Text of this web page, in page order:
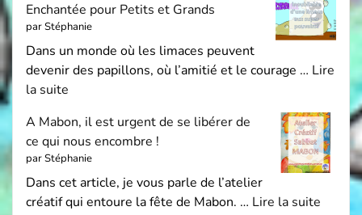
Enchantée pour Petits et Grands
par Stéphanie
Dans un monde où les limaces peuvent
devenir des papillons, où l’amitié et le courage … Lire
la suite
A Mabon, il est urgent de se libérer de
ce qui nous encombre !
par Stéphanie
Dans cet article, je vous parle de l’atelier
créatif qui entoure la fête de Mabon. … Lire la suite